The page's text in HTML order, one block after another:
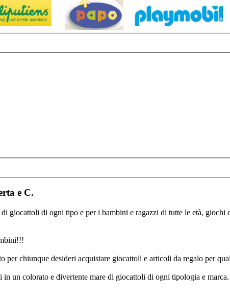
e C.
giocattoli di ogni tipo e per i bambini e ragazzi di tutte le età,
chiunque desideri acquistare giocattoli e articoli da regalo per
un colorato e divertente mare di giocattoli di ogni tipologia e marca.